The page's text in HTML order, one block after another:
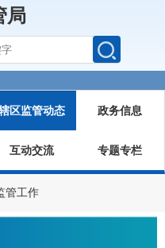
局
区监管动态 政务信息
互动交流 专题专栏
管工作